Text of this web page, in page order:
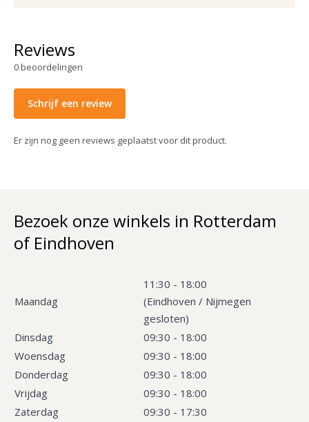
Reviews
0beoordelingen
Schrijf een review
Er zijn nog geen reviews geplaatst voor dit product.
Bezoek onze winkels in Rotterdam
of Eindhoven
Maandag
11:30 - 18:00
(Eindhoven / Nijmegen
gesloten)
Dinsdag
09:30 - 18:00
Woensdag
09:30 - 18:00
Donderdag
09:30 - 18:00
Vrijdag
09:30 - 18:00
Zaterdag
09:30 - 17:30